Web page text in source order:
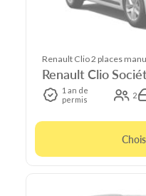
Renault Clio 2 places
Renault Clio
1 an de
permis
2